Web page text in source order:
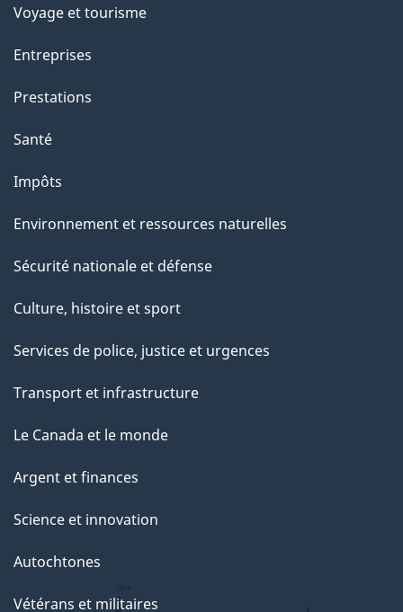
Voyage et tourisme
Entreprises
Prestations
Santé
Impôts
Environnement et ressources naturelles
Sécurité nationale et défense
Culture, histoire et sport
Services de police, justice et urgences
Transport et infrastructure
Le Canada et le monde
Argent et finances
Science et innovation
Autochtones
Vétérans et militaires